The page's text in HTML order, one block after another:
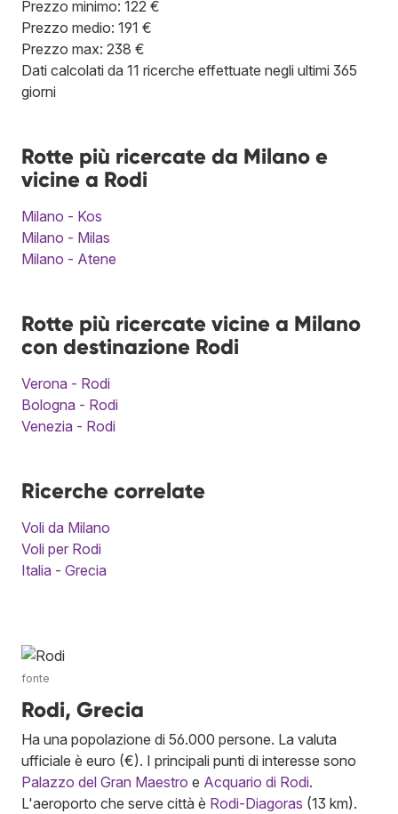
Prezzo minimo: 122 €
Prezzo medio: 191 €
Prezzo max: 238 €
Dati calcolati da 11 ricerche effettuate negli ultimi 365
giorni
Rotte più ricercate da Milano e
vicine a Rodi
Milano - Kos
Milano - Milas
Milano - Atene
Rotte più ricercate vicine a Milano
con destinazione Rodi
Verona - Rodi
Bologna - Rodi
Venezia - Rodi
Ricerche correlate
Voli da Milano
Voli per Rodi
Italia - Grecia
fonte
Rodi, Grecia
Ha una popolazione di 56.000 persone. La valuta
ufficiale è euro (€). I principali punti di interesse sono
Palazzo del Gran Maestro e Acquario di Rodi.
L'aeroporto che serve città è Rodi-Diagoras (13 km).